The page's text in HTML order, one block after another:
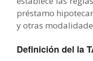
préstamo
y otras
Definición del la